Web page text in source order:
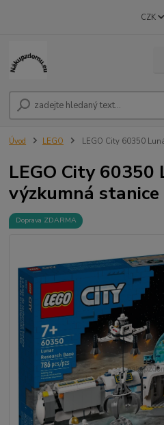
CZK
Úvod LEGO LEGO City 60350
LEGO City 60350
výzkumná stanice
Doprava ZDARMA